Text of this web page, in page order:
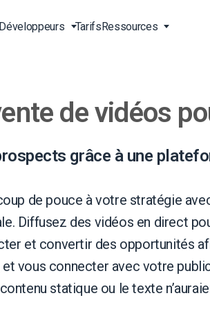
Streaming vidéo en direct
Diffusion de contenu en Chine
Diffusion en ligne en direct
Solutions de livraison dans le
Vidéo pour les entreprises
Vidéo pour les professionnels
Vidéo pour la vente
Agences de création
Streaming en direct pour les
musiciens
Stations de radio et de
Outils pour développeurs
Streaming à la carte
TarifsRessources
Support 24/7
Services professionnels
A propos de nous
Carrières
Partenaires
Contact
de vidéos
grâce à une
de pouce à votre stratégie
Diffusez des vidéos en direct
et convertir des opportunités
et vous connecter avec votre
contenu statique ou le texte